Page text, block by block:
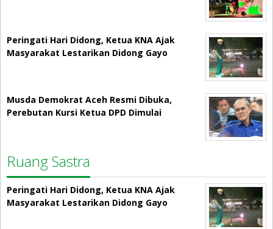
Peringati Hari Didong, Ketua KNA Ajak
Masyarakat Lestarikan Didong Gayo
Musda Demokrat Aceh Resmi Dibuka,
Perebutan Kursi Ketua DPD Dimulai
Ruang Sastra
Peringati Hari Didong, Ketua KNA Ajak
Masyarakat Lestarikan Didong Gayo